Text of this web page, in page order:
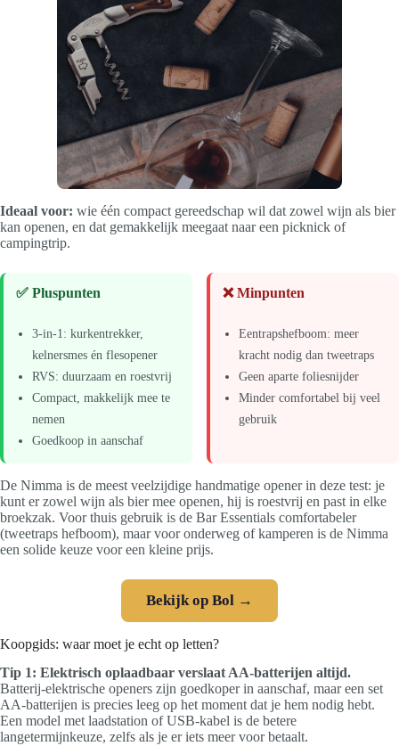
Ideaal voor: wie één compact gereedschap wil dat zowel wijn als bier
kan openen, en dat gemakkelijk meegaat naar een picknick of
campingtrip.
✅ Pluspunten
3-in-1: kurkentrekker,
kelnersmes én flesopener
RVS: duurzaam en roestvrij
Compact, makkelijk mee te
nemen
Goedkoop in aanschaf
❌ Minpunten
Eentrapshefboom: meer
kracht nodig dan tweetraps
Geen aparte foliesnijder
Minder comfortabel bij veel
gebruik
De Nimma is de meest veelzijdige handmatige opener in deze test: je
kunt er zowel wijn als bier mee openen, hij is roestvrij en past in elke
broekzak. Voor thuis gebruik is de Bar Essentials comfortabeler
(tweetraps hefboom), maar voor onderweg of kamperen is de Nimma
een solide keuze voor een kleine prijs.
Bekijk op Bol →
Koopgids: waar moet je echt op letten?
Tip 1: Elektrisch oplaadbaar verslaat AA-batterijen altijd.
Batterij-elektrische openers zijn goedkoper in aanschaf, maar een set
AA-batterijen is precies leeg op het moment dat je hem nodig hebt.
Een model met laadstation of USB-kabel is de betere
langetermijnkeuze, zelfs als je er iets meer voor betaalt.